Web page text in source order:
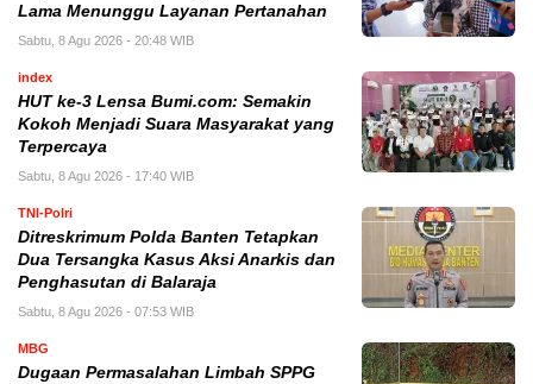
Lama Menunggu Layanan Pertanahan
Sabtu, 8 Agu 2026 - 20:48 WIB
index
HUT ke-3 Lensa Bumi.com: Semakin
Kokoh Menjadi Suara Masyarakat yang
Terpercaya
Sabtu, 8 Agu 2026 - 17:40 WIB
TNI-Polri
Ditreskrimum Polda Banten Tetapkan
Dua Tersangka Kasus Aksi Anarkis dan
Penghasutan di Balaraja
Sabtu, 8 Agu 2026 - 07:53 WIB
MBG
Dugaan Permasalahan Limbah SPPG